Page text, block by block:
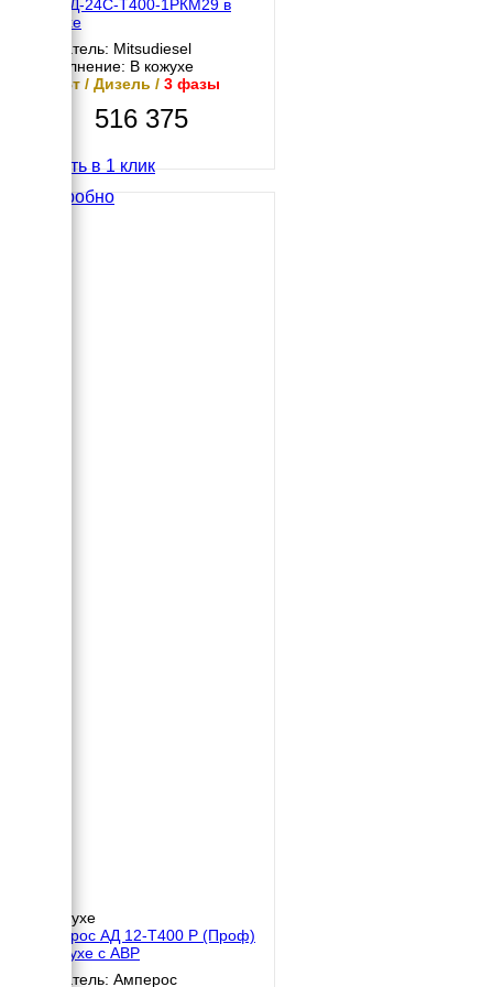
МД АД-24С-Т400-1РКМ29 в
кожухе
Двигатель: Mitsudiesel
Исполнение: В кожухе
24 кВт / Дизель / 3 фазы
516 375
Купить в 1 клик
Подробно
В кожухе
Амперос АД 12-Т400 P (Проф)
в кожухе с АВР
Двигатель: Амперос